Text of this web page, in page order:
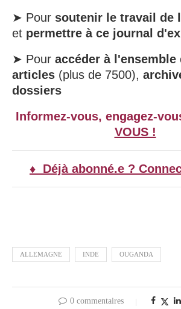
➤ Pour soutenir le travail de
et permettre à ce journal
➤ Pour accéder à l'ensemble
articles (plus de 7500),
dossiers
Informez-vous, engagez-
VOUS !
♦ Déjà abonné.e ?
ALLEMAGNE INDE OUGANDA
0 commentaires